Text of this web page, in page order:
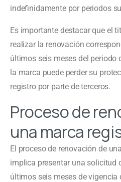
indefinidamente por periodos
Es importante destacar que el
realizar la renovación
últimos seis meses del periodo
la marca puede perder su
registro por parte de terceros.
Proceso de
una marca
El proceso de renovación de
implica presentar una solicitud
últimos seis meses de vigencia